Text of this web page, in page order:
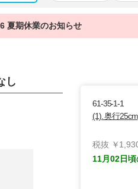
夏期休業のお知らせ
し
61-35-1-1
(1). 奥行25cm
税抜 ￥
11月02日